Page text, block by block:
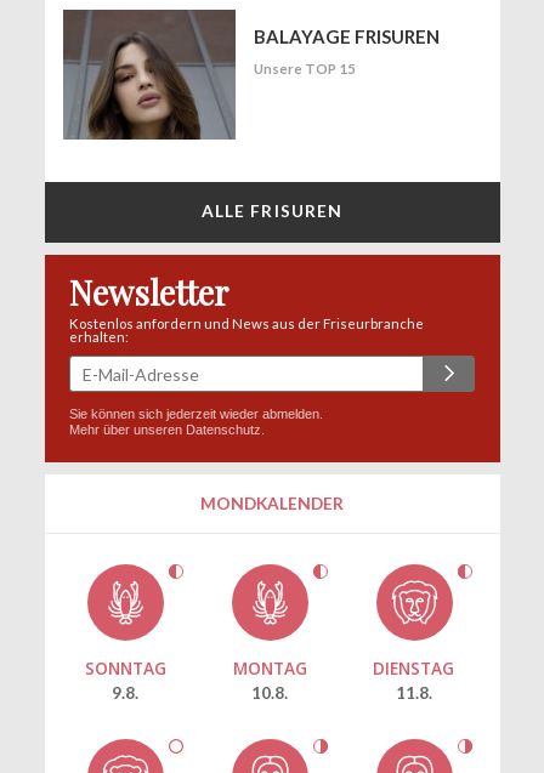
BALAYAGE FRISUREN
Unsere TOP 15
ALLE FRISUREN
Newsletter
Kostenlos anfordern und News aus der Friseurbranche
erhalten:
Sie können sich jederzeit wieder abmelden.
Mehr über unseren Datenschutz
MONDKALENDER
SONNTAG
9.8.
MONTAG
10.8.
DIENSTAG
11.8.